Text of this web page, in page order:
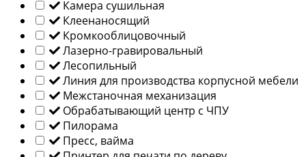
Камера сушильная
Клеенаносящий
Кромкооблицовочный
Лазерно-гравировальный
Лесопильный
Линия для производства корпусной мебели
Межстаночная механизация
Обрабатывающий центр с ЧПУ
Пилорама
Пресс, вайма